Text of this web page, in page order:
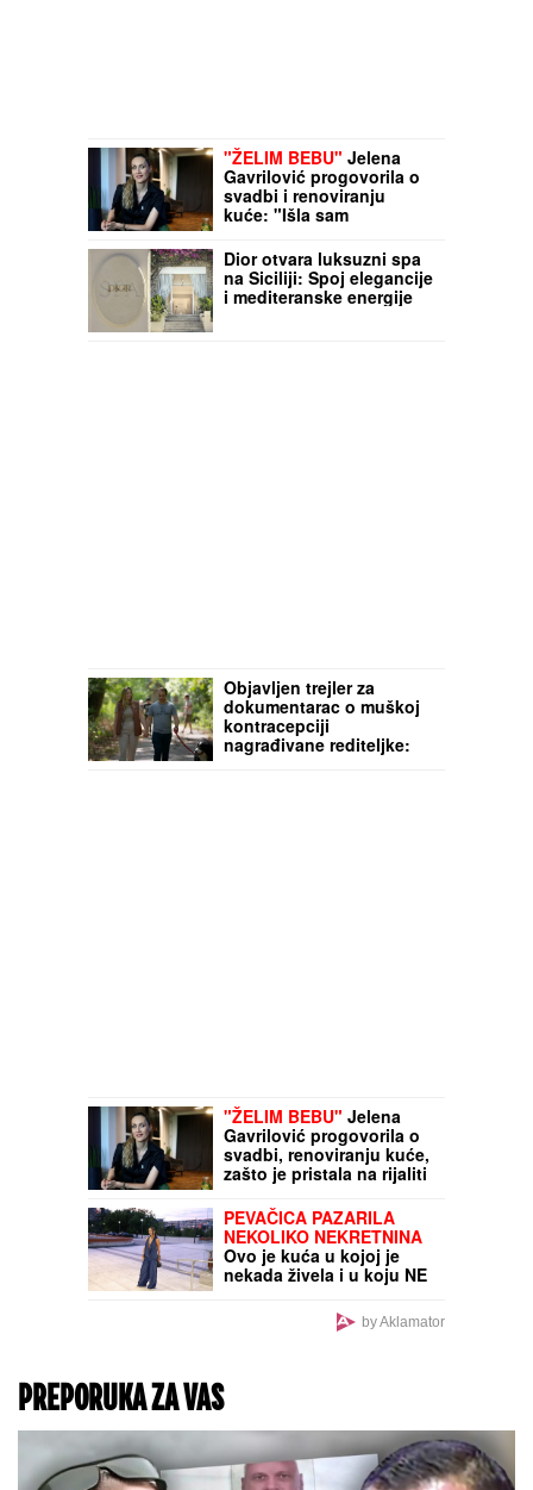
"ŽELIM BEBU" Jelena
Gavrilović progovorila o
svadbi i renoviranju
kuće: "Išla sam
odustajem"
Dior otvara luksuzni spa
na Siciliji: Spoj elegancije
i mediteranske energije
Objavljen trejler za
dokumentarac o muškoj
kontracepciji
nagrađivane rediteljke:
"Sigurna sam da će vas
"ŽELIM BEBU" Jelena
Gavrilović progovorila o
svadbi, renoviranju kuće,
zašto je pristala na rijaliti
i obnaživanje: "Išla sam
roditeljima da kažem da
odustajem"
PEVAČICA PAZARILA
NEKOLIKO NEKRETNINA
Ovo je kuća u kojoj je
nekada živela i u koju NE
VOLI DA DOLAZI: "Rekla
mi je da je prodam"by Aklamator
PREPORUKA ZA VAS